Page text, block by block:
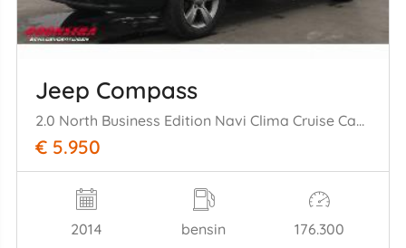
Jeep Compass
2.0 North Business Edition Navi Clima Cruise Camera AHK
€ 5.950
2014 bensin 176.300